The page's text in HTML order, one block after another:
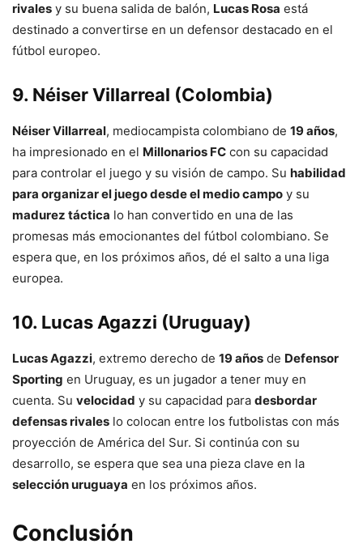
rivales y su buena salida de balón, Lucas Rosa está
destinado a convertirse en un defensor destacado en el
fútbol europeo.
9. Néiser Villarreal (Colombia)
Néiser Villarreal, mediocampista colombiano de 19 años,
ha impresionado en el Millonarios FC con su capacidad
para controlar el juego y su visión de campo. Su habilidad
para organizar el juego desde el medio campo y su
madurez táctica lo han convertido en una de las
promesas más emocionantes del fútbol colombiano. Se
espera que, en los próximos años, dé el salto a una liga
europea.
10. Lucas Agazzi (Uruguay)
Lucas Agazzi, extremo derecho de 19 años de Defensor
Sporting en Uruguay, es un jugador a tener muy en
cuenta. Su velocidad y su capacidad para desbordar
defensas rivales lo colocan entre los futbolistas con más
proyección de América del Sur. Si continúa con su
desarrollo, se espera que sea una pieza clave en la
selección uruguaya en los próximos años.
Conclusión